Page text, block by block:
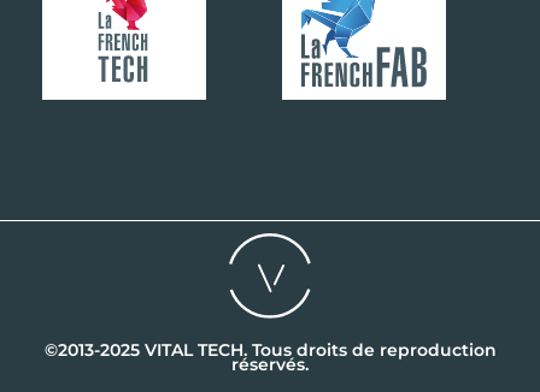
©2013-2025 VITAL TECH. Tous droits de reproduction
réservés.